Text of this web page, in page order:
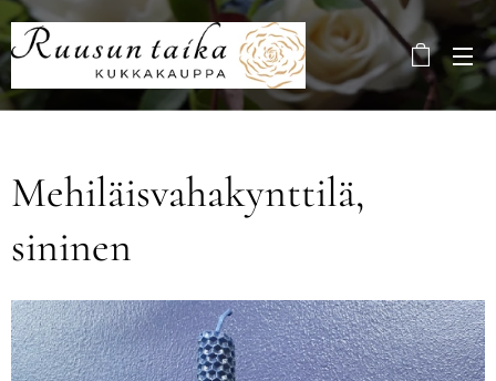
Mehiläisvahakynttilä,
sininen